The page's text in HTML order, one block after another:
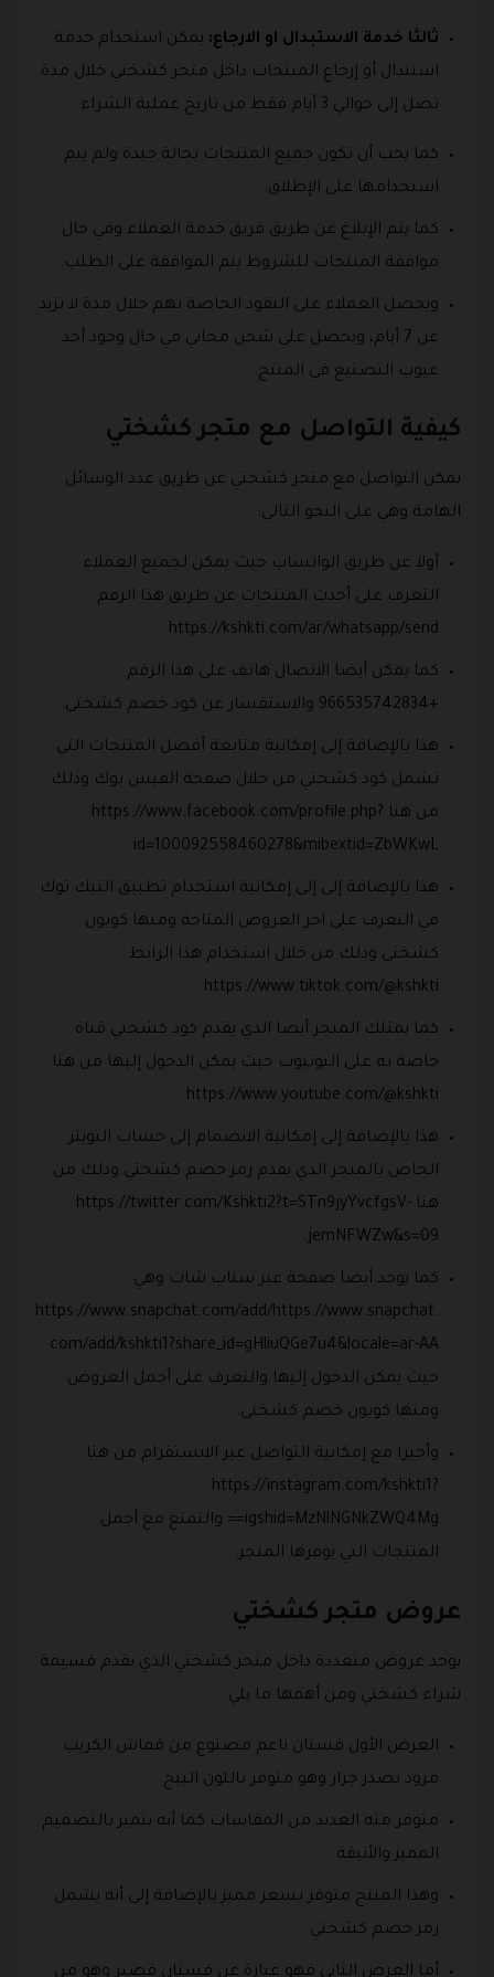
ثالثا خدمة الاستبدال او الارجاع: يمكن استخدام خدمة
استبدال أو إرجاع المنتجات داخل متجر كشختي خلال مدة
تصل إلى حوالي 3 أيام فقط من تاريخ عملية الشراء.
كما يحب أن تكون جميع المنتجات بحالة جيدة ولم يتم
استخدامها على الإطلاق.
كما يتم الإبلاغ عن طريق فريق خدمة العملاء وفي حال
موافقة المنتجات للشروط يتم الموافقة على الطلب.
ويحصل العملاء على النقود الخاصة بهم خلال مدة لا تزيد
عن 7 أيام، ويحصل على شحن مجاني في حال وجود أحد
عيوب التصنيع في المنتج.
كيفية التواصل مع متجر كشختي
يمكن التواصل مع متجر كشختي عن طريق عدد الوسائل
الهامة وهي على النحو التالي:
أولا عن طريق الواتساب حيث يمكن لجميع العملاء
التعرف على أحدث المنتجات عن طريق هذا الرقم
https://kshkti.com/ar/whatsapp/send.
كما يمكن أيضا الاتصال هاتف على هذا الرقم
+966535742834 والاستفسار عن كود خصم كشختي.
هذا بالإضافة إلى إمكانية متابعة أفضل المنتجات التي
تشمل كود كشختي من خلال صفحة الفيس بوك وذلك
من هنا https://www.facebook.com/profile.php?
id=100092558460278&mibextid=ZbWKwL.
هذا بالإضافة إلى إلى إمكانية استخدام تطبيق التيك توك
في التعرف على اخر العروض المتاحة ومنها كوبون
كشختي وذلك من خلال استخدام هذا الرابط
https://www.tiktok.com/@kshkti.
كما يمتلك المتجر أيضا الذي يقدم كود كشختي قناة
خاصة به على اليوتيوب حيث يمكن الدخول إليها من هنا
https://www.youtube.com/@kshkti.
هذا بالإضافة إلى إمكانية الانضمام إلى حساب التويتر
الخاص بالمتجر الذي يقدم رمز خصم كشختي وذلك من
هنا https://twitter.com/Kshkti2?t=STn9jyYvcfgsV-
jemNFWZw&s=09.
كما يوجد أيضا صفحة عبر سناب شات وهي
https://www.snapchat.com/add/https://www.snapchat.
com/add/kshkti1?share_id=gHliuQGe7u4&locale=ar-AA
حيث يمكن الدخول إليها والتعرف على أجمل العروض
ومنها كوبون خصم كشختي.
وأخيرا مع إمكانية التواصل عبر الانستقرام من هنا
https://instagram.com/kshkti1?
igshid=MzNlNGNkZWQ4Mg== والتمتع مع أجمل
المنتجات التي يوفرها المتجر.
عروض متجر كشختي
يوجد عروض متعددة داخل متجر كشختي الذي يقدم قسيمة
شراء كشختي ومن أهمها ما يلي:
العرض الأول فستان ناعم مصنوع من قماش الكريب
مزود بصدر جزار وهو متوفر باللون البيج.
متوفر منه العديد من المقاسات كما أنه يتميز بالتصميم
المميز والأنيقة.
وهذا المنتج متوفر بسعر مميز بالإضافة إلى أنه يشمل
رمز خصم كشختي.
أما العرض الثاني فهو عبارة عن فستان قصير وهو من